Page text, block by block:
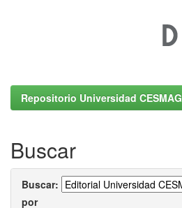
Repositorio Universidad CESMAG
Buscar
Buscar:
por